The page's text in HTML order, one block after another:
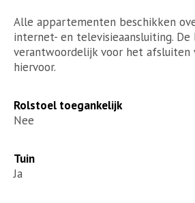
Alle appartementen beschikken
internet- en televisieaansluiting.
verantwoordelijk voor het afsluiten
hiervoor.
Rolstoel toegankelijk
Nee
Tuin
Ja